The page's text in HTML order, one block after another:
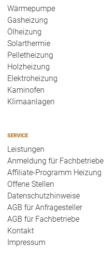
Wärmepumpe
Gasheizung
Ölheizung
Solarthermie
Pelletheizung
Holzheizung
Elektroheizung
Kaminofen
Klimaanlagen
SERVICE
Leistungen
Anmeldung für Fachbetriebe
Affiliate-Programm Heizung
Offene Stellen
Datenschutzhinweise
AGB für Anfragesteller
AGB für Fachbetriebe
Kontakt
Impressum